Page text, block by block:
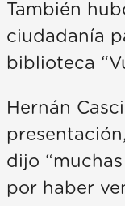
También
ciudadanía
biblioteca
Hernán
dijo
por haber